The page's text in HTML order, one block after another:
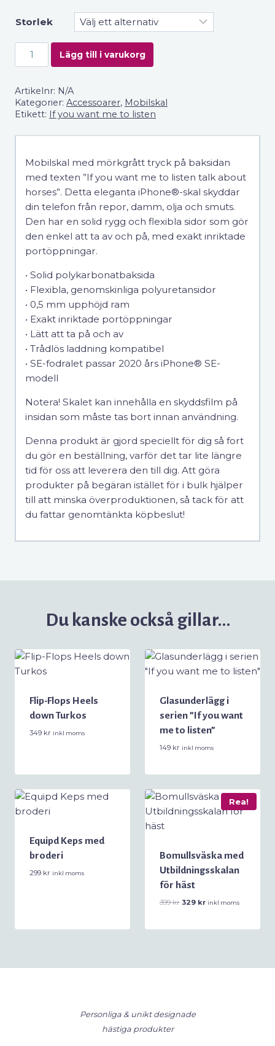
Storlek
you
me
to
–
för
iPhone®
mängd
Lägg till i varukorg
Artikelnr: N/A
Kategorier: Accessoarer, Mobilskal
Etikett: If you want me to listen
Mobilskal med mörkgrått tryck på baksidan
med texten ”If you want me to listen talk about
horses”. Detta eleganta iPhone®-skal skyddar
din telefon från repor, damm, olja och smuts.
Den har en solid rygg och flexibla sidor som gör
den enkel att ta av och på, med exakt inriktade
portöppningar.
• Solid polykarbonatbaksida
• Flexibla, genomskinliga polyuretansidor
• 0,5 mm upphöjd ram
• Exakt inriktade portöppningar
• Lätt att ta på och av
• Trådlös laddning kompatibel
• SE-fodralet passar 2020 års iPhone® SE-
modell
Notera! Skalet kan innehålla en skyddsfilm på
insidan som måste tas bort innan användning.
Denna produkt är gjord speciellt för dig så fort
du gör en beställning, varför det tar lite längre
tid för oss att leverera den till dig. Att göra
produkter på begäran istället för i bulk hjälper
till att minska överproduktionen, så tack för att
du fattar genomtänkta köpbeslut!
Du kanske också gillar…
Flip-Flops Heels
down Turkos
349 kr inkl moms
Glasunderlägg i
serien ”If you want
me to listen”
149 kr inkl moms
Equipd Keps med
broderi
299 kr inkl moms
Rea!
Bomullsväska med
Utbildningsskalan
för häst
399kr Det
var:
329 krDet
är:
inkl moms
Personliga & unikt designade
hästiga produkter